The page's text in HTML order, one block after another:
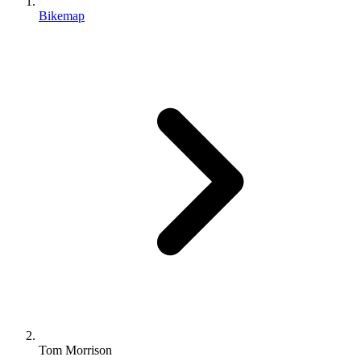
Bikemap
Tom Morrison